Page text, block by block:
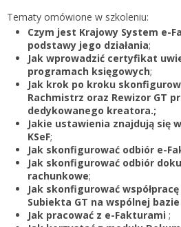
Zapomniałem hasła
Nie masz konta
Zarejestruj
Tematy omówione w szkoleniu:
Czym jest Krajowy System e-
podstawy jego działania;
Jak wprowadzić certyfikat
programach księgowych;
Jak krok po kroku
Rachmistrz oraz Rewizor GT
dedykowanego kreatora.;
Jakie ustawienia znajdują się
KSeF;
Jak skonfigurować odbiór e-
Jak skonfigurować odbiór
rachunkowe;
Jak skonfigurować
Subiekta GT na wspólnej
Jak pracować z e-Fakturami ;